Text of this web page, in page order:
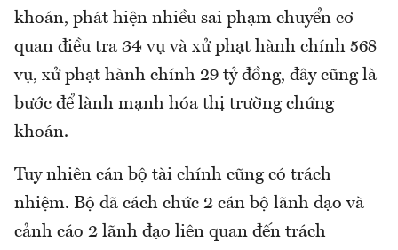
khoán, phát hiện nhiều sai phạm chuyển cơ
quan điều tra 34 vụ và xử phạt hành chính 568
vụ, xử phạt hành chính 29 tỷ đồng, đây cũng là
bước để lành mạnh hóa thị trường chứng
khoán.
Tuy nhiên cán bộ tài chính cũng có trách
nhiệm. Bộ đã cách chức 2 cán bộ lãnh đạo và
cảnh cáo 2 lãnh đạo liên quan đến trách